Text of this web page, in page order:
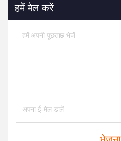
हमें मेल करें